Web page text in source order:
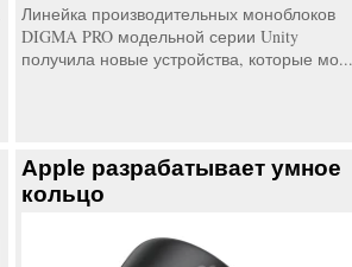
Линейка производительных моноблоков
DIGMA PRO модельной серии Unity
получила новые устройства, которые мо...
Apple разрабатывает умное
кольцо